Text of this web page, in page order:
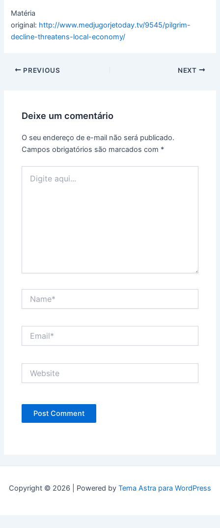
Matéria
original: http://www.medjugorjetoday.tv/9545/pilgrim-
decline-threatens-local-economy/
PREVIOUS NEXT
Deixe um comentário
O seu endereço de e-mail não será publicado.
Campos obrigatórios são marcados com *
aqui...
Copyright © 2026 | Powered by Tema Astra para WordPress